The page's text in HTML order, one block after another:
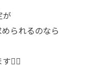
が
られるのなら
🙇‍♀️